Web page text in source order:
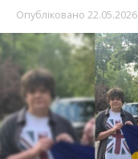
Опубліковано 22.05.2026